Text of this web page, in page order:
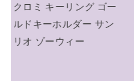
クロミ ミニポーチ リュ
ック型ポーチ サンリオ
ゾーウィー